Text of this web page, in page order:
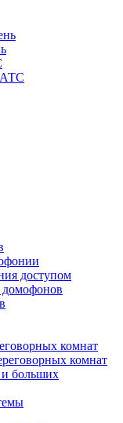
АТС
доступом
домофонов
комнат
комнат
больших